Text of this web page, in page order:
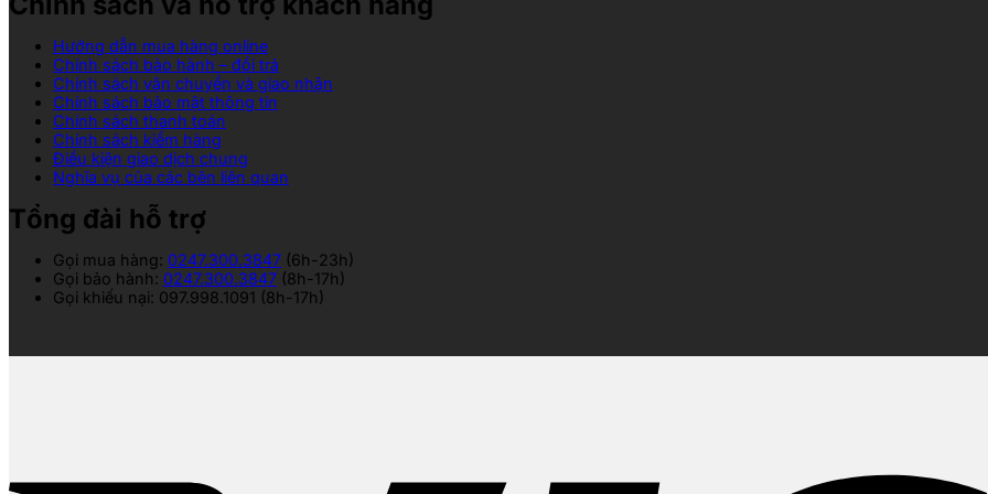
Hướng dẫn mua hàng online
Chính sách bảo hành – đổi trả
Chính sách vận chuyển và giao nhận
Chính sách bảo mật thông tin
Chính sách thanh toán
Chính sách kiểm hàng
Điều kiện giao dịch chung
Nghĩa vụ của các bên liên quan
Tổng đài hỗ trợ
Gọi mua hàng: 0247.300.3847 (6h-23h)
Gọi bảo hành: 0247.300.3847 (8h-17h)
Gọi khiếu nại: 097.998.1091 (8h-17h)